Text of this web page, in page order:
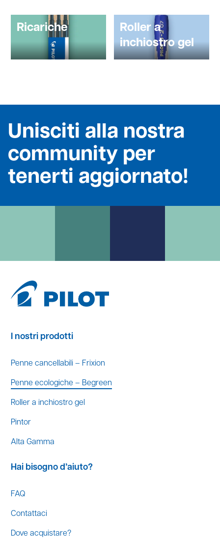
Ricariche
Roller a
inchiostro gel
Unisciti alla nostra
community per
tenerti aggiornato!
I nostri prodotti
Penne cancellabili – Frixion
Penne ecologiche – Begreen
Roller a inchiostro gel
Pintor
Alta Gamma
Hai bisogno d’aiuto?
FAQ
Contattaci
Dove acquistare?